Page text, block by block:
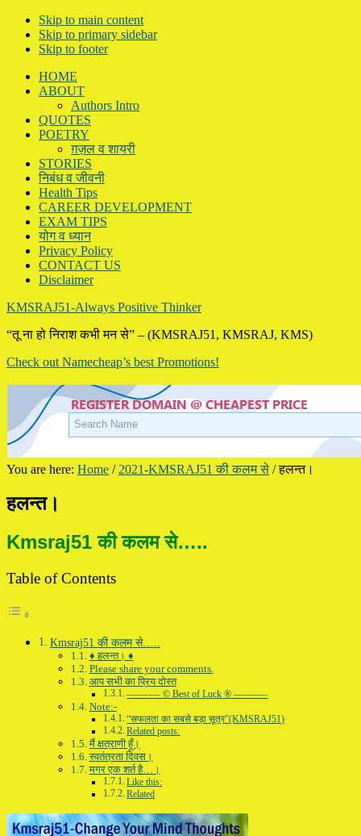
Skip to main content
Skip to primary sidebar
Skip to footer
HOME
ABOUT
Authors Intro
QUOTES
POETRY
ग़ज़ल व शायरी
STORIES
निबंध व जीवनी
Health Tips
CAREER DEVELOPMENT
EXAM TIPS
योग व ध्यान
Privacy Policy
CONTACT US
Disclaimer
KMSRAJ51-Always Positive Thinker
“तू ना हो निराश कभी मन से” – (KMSRAJ51, KMSRAJ, KMS)
Check out Namecheap’s best Promotions!
You are here: Home / 2021-KMSRAJ51 की कलम से /हलन्त।
हलन्त।
Kmsraj51 की कलम से…..
Table of Contents
Kmsraj51 की कलम से…..
♦ हलन्त। ♦
Please share your comments.
आप सभी का प्रिय दोस्त
———– © Best of Luck ® ———–
Note:-
“सफलता का सबसे बड़ा सूत्र”(KMSRAJ51)
Related posts:
मैं क्षत्राणी हूँ।
स्वतंत्रता दिवस।
मगर एक शर्त है…।
Like this:
Related